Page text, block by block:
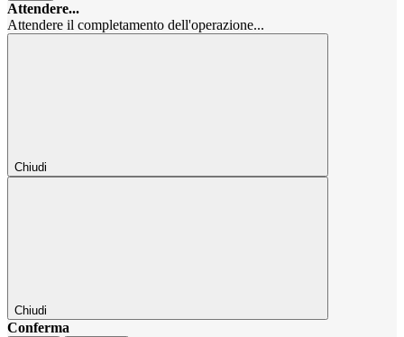
Attendere...
Attendere il completamento dell'operazione...
Chiudi
Chiudi
Conferma